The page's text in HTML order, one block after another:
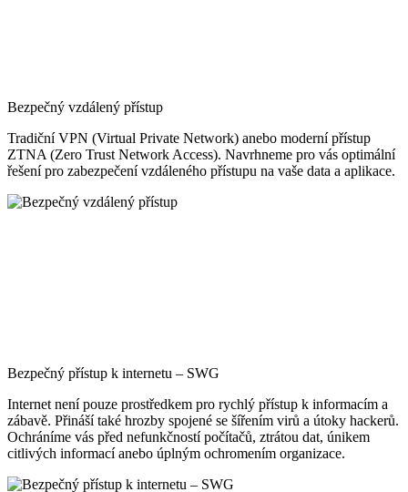
Bezpečný vzdálený přístup
Tradiční VPN (Virtual Private Network) anebo moderní přístup
ZTNA (Zero Trust Network Access). Navrhneme pro vás optimální
řešení pro zabezpečení vzdáleného přístupu na vaše data a aplikace.
Bezpečný přístup k internetu – SWG
Internet není pouze prostředkem pro rychlý přístup k informacím a
zábavě. Přináší také hrozby spojené se šířením virů a útoky hackerů.
Ochráníme vás před nefunkčností počítačů, ztrátou dat, únikem
citlivých informací anebo úplným ochromením organizace.